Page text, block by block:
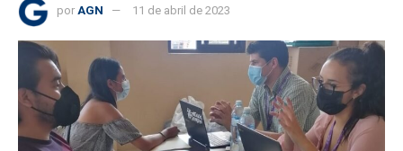
por AGN 11 de abril de 2023